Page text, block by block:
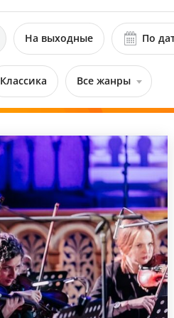
На выходные По
Классика Все жанры